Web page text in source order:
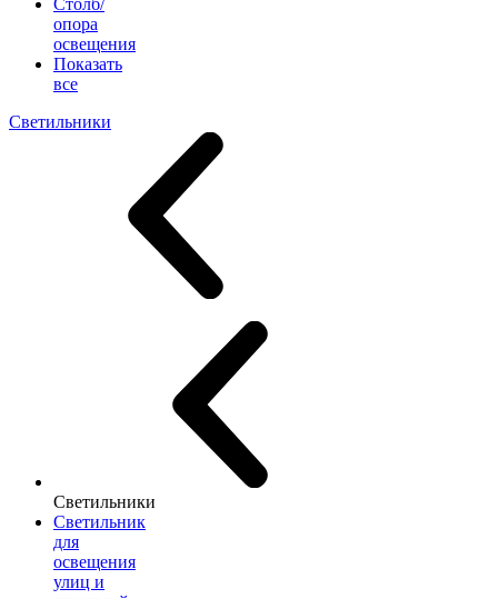
Столб/
опора
освещения
Показать
все
Светильники
Светильники
Светильник
для
освещения
улиц и